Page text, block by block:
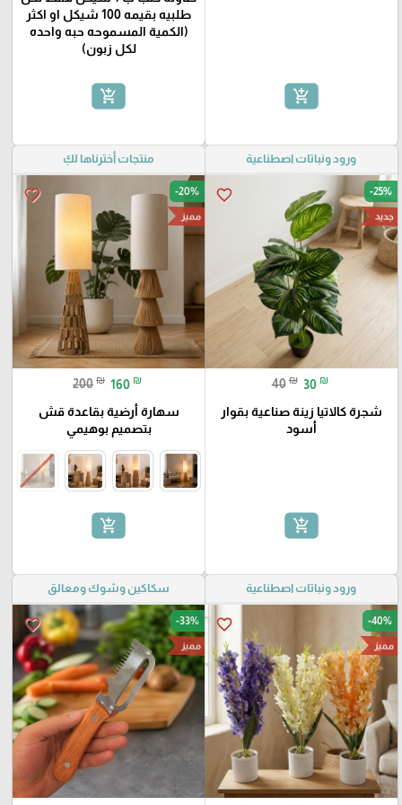
add_shopping_cart
طلبيه بقيمه 100 شيكل او اكثر
(الكمية المسموحه حبه واحده
لكل زبون)
add_shopping_cart
ورود ونباتات اصطناعية
favorite_border -25%
جديد
40 ₪ 30 ₪
شجرة كالاتيا زينة صناعية بقوار
أسود
add_shopping_cart
منتجات أخترناها لكِ
favorite_border -20%
مميز
200 ₪ 160 ₪
سهارة أرضية بقاعدة قش
بتصميم بوهيمي
add_shopping_cart
ورود ونباتات اصطناعية
favorite_border -40%
مميز
سكاكين وشوك ومعالق
favorite_border -33%
مميز